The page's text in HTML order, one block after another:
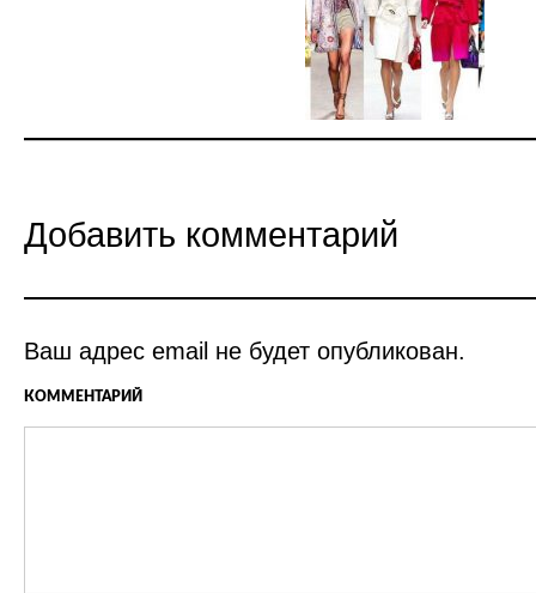
Добавить комментарий
Ваш адрес email не будет опубликован.
КОММЕНТАРИЙ